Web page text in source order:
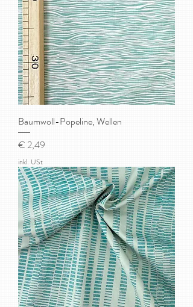
Baumwoll-Popeline, Wellen
Preis
€ 2,49
inkl. USt